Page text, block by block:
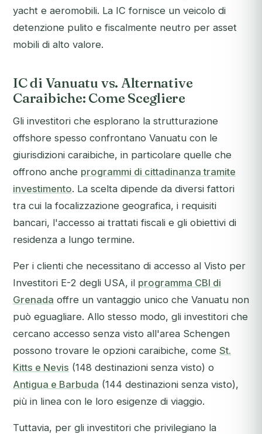
yacht e aeromobili. La IC fornisce un veicolo di
detenzione pulito e fiscalmente neutro per asset
mobili di alto valore.
IC di Vanuatu vs. Alternative
Caraibiche: Come Scegliere
Gli investitori che esplorano la strutturazione
offshore spesso confrontano Vanuatu con le
giurisdizioni caraibiche, in particolare quelle che
offrono anche programmi di cittadinanza tramite
investimento. La scelta dipende da diversi fattori
tra cui la focalizzazione geografica, i requisiti
bancari, l'accesso ai trattati fiscali e gli obiettivi di
residenza a lungo termine.
Per i clienti che necessitano di accesso al Visto per
Investitori E-2 degli USA, il programma CBI di
Grenada offre un vantaggio unico che Vanuatu non
può eguagliare. Allo stesso modo, gli investitori che
cercano accesso senza visto all'area Schengen
possono trovare le opzioni caraibiche, come St.
Kitts e Nevis (148 destinazioni senza visto) o
Antigua e Barbuda (144 destinazioni senza visto),
più in linea con le loro esigenze di viaggio.
Tuttavia, per gli investitori che privilegiano la